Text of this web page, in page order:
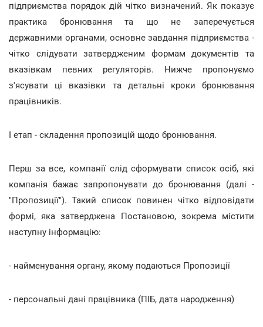
підприємства порядок дій чітко визначений. Як показує
практика бронювання та що не заперечується
державними органами, основне завдання підприємства -
чітко слідувати затвердженим формам документів та
вказівкам певних регуляторів. Нижче пропонуємо
з'ясувати ці вказівки та детальні кроки бронювання
працівників.
І етап - складення пропозицій щодо бронювання.
Перш за все, компанії слід сформувати список осіб, які
компанія бажає запропонувати до бронювання (далі -
"Пропозиції"). Такий список повинен чітко відповідати
формі, яка затверджена Постановою, зокрема містити
наступну інформацію:
- найменування органу, якому подаються Пропозиції
- персональні дані працівника (ПІБ, дата народження)